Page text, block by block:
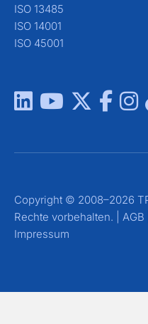
ISO 13485
ISO 14001
ISO 45001
Copyright © 2008–2026
Rechte vorbehalten. | AGB
Impressum